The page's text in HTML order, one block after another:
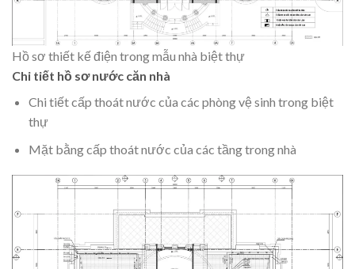
Hồ sơ thiết kế điện trong mẫu nhà biệt thự
Chi tiết hồ sơ nước căn nhà
Chi tiết cấp thoát nước của các phòng vệ sinh trong biệt
thự
Mặt bằng cấp thoát nước của các tầng trong nhà